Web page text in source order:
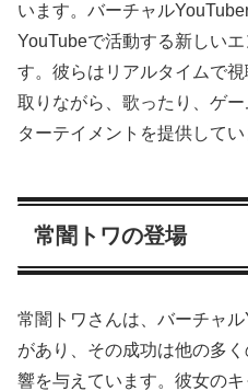
います。バーチャル
YouTubeで活動する新しい
す。彼らはリアルタイムで
取りながら、歌ったり、ゲ
ターテイメントを提供してい
常闇トワの登場
常闇トワさんは、バーチャ
があり、その成功は他の多
響を与えています。彼女の